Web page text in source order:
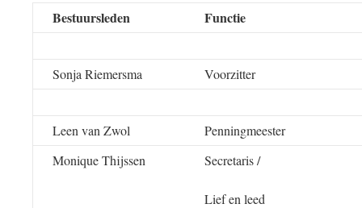
Bestuursleden Functie
Sonja Riemersma Voorzitter
Leen van Zwol
Penningmeester
Monique Thijssen
Secretaris /
Lief en leed